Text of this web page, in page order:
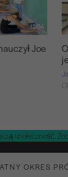
15:54
Joe
społeczność.
OKRES